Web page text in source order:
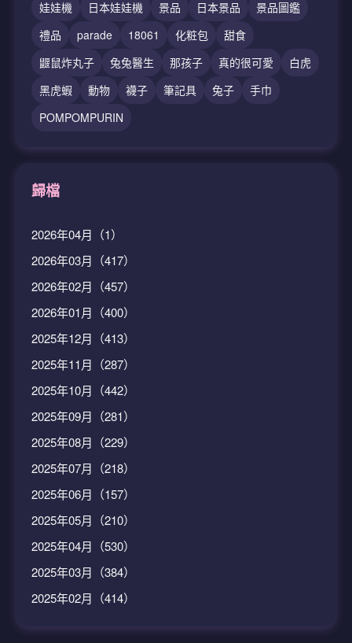
娃娃機
日本娃娃機 景品 日本景品
景品圖鑑
禮品
parade 18061 化粧包
甜食
鼴鼠炸丸子
兔兔醫生 那孩子 真的很可愛
白虎
黑虎蝦
動物 襪子 筆記具 兔子
手巾
POMPOMPURIN
歸檔
2026年04月（1）
2026年03月（417）
2026年02月（457）
2026年01月（400）
2025年12月（413）
2025年11月（287）
2025年10月（442）
2025年09月（281）
2025年08月（229）
2025年07月（218）
2025年06月（157）
2025年05月（210）
2025年04月（530）
2025年03月（384）
2025年02月（414）